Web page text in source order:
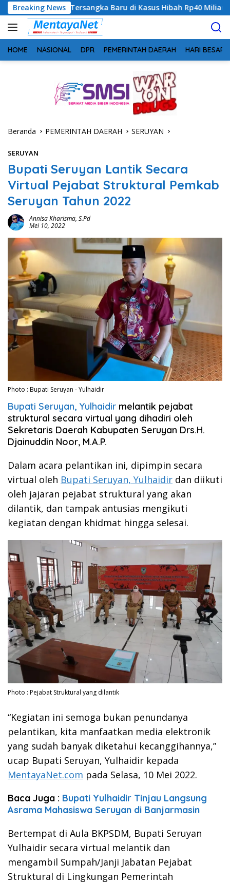
Langsung
ke
konten
Breaking News
Baru di Kasus Hibah Rp40 Miliar Geger! 5
HOME NASIONAL DPR PEMERINTAH DAERAH HARI BESAR
Beranda PEMERINTAH DAERAH SERUYAN
SERUYAN
Bupati Seruyan Lantik Secara
Virtual Pejabat Struktural Pemkab
Seruyan Tahun 2022
Annisa Kharisma, S.Pd
Mei 10, 2022
Photo : Bupati Seruyan - Yulhaidir
Bupati Seruyan, Yulhaidir melantik pejabat
struktural secara virtual yang dihadiri oleh
Sekretaris Daerah Kabupaten Seruyan Drs.H.
Djainuddin Noor, M.A.P.
Dalam acara pelantikan ini, dipimpin secara
virtual oleh Bupati Seruyan, Yulhaidir dan diikuti
oleh jajaran pejabat struktural yang akan
dilantik, dan tampak antusias mengikuti
kegiatan dengan khidmat hingga selesai.
Photo : Pejabat Struktural yang dilantik
“Kegiatan ini semoga bukan penundanya
pelantikan, kita manfaatkan media elektronik
yang sudah banyak diketahui kecanggihannya,”
ucap Bupati Seruyan, Yulhaidir kepada
MentayaNet.com pada Selasa, 10 Mei 2022.
Baca Juga : Bupati Yulhaidir Tinjau Langsung
Asrama Mahasiswa Seruyan di Banjarmasin
Bertempat di Aula BKPSDM, Bupati Seruyan
Yulhaidir secara virtual melantik dan
mengambil Sumpah/Janji Jabatan Pejabat
Struktural di Lingkungan Pemerintah